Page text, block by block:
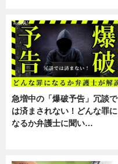
急増中の「爆破予告」冗談で
は済まされない！どんな罪に
なるか弁護士に聞い…